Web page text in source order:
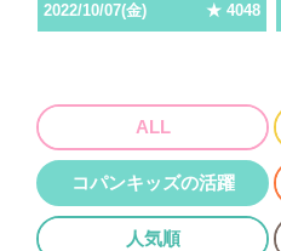
2022/10/07(金) ★ 4048
ALL
コパンキッズの活躍
人気順